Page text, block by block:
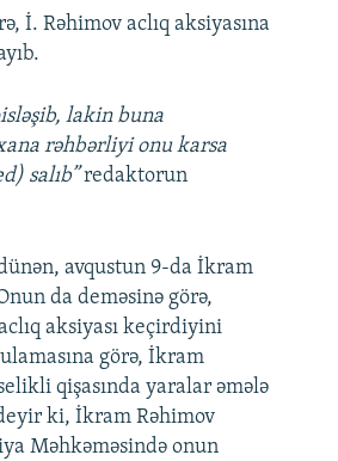
İ. Rəhimov aclıq aksiyasına
lakin buna
rəhbərliyi onu karsa
salıb”redaktorun
avqustun 9-da İkram
da deməsinə görə,
aksiyası keçirdiyini
görə, İkram
qişasında yaralar əmələ
ki, İkram Rəhimov
Məhkəməsində onun